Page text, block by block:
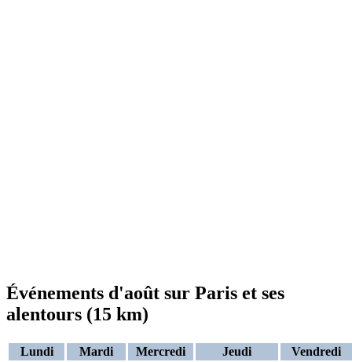
Événements d'août sur Paris et ses
alentours (15 km)
Lundi Mardi Mercredi Jeudi
Vendredi